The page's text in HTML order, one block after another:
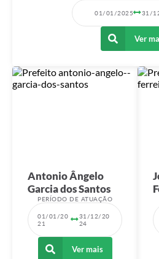
Plano de Capacitação
Recursos Liberados
LGPD - Governo Digital
licenciamento ambiental
Fale conosco
Perguntas e respostas frequentes
01/01/2025 31/
Ver
Antonio Ângelo
Garcia dos Santos
PERÍODO DE ATUAÇÃO
01/01/20
21
31/12/20
24
Ver mais